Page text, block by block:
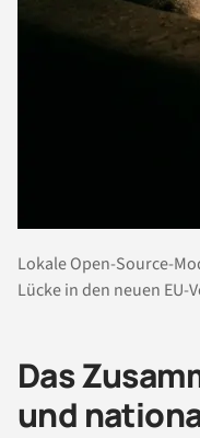
Lokale Open-Source-
Lücke in den neuen
Das
und